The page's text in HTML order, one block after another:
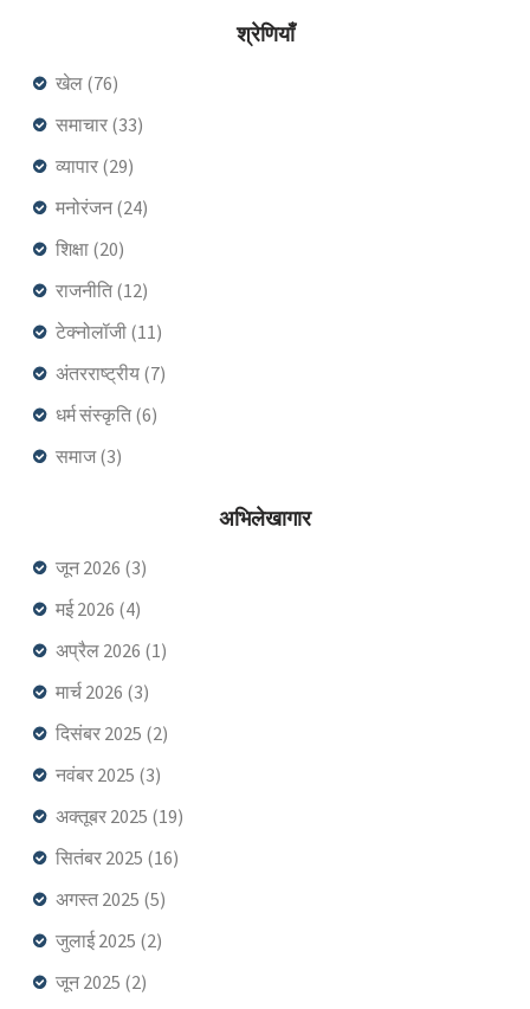
श्रेणियाँ
खेल (76)
समाचार (33)
व्यापार (29)
मनोरंजन(24)
शिक्षा (20)
राजनीति (12)
टेक्नोलॉजी (11)
अंतरराष्ट्रीय (7)
धर्म संस्कृति (6)
समाज(3)
अभिलेखागार
जून 2026 (3)
मई 2026 (4)
अप्रैल 2026 (1)
मार्च 2026 (3)
दिसंबर 2025 (2)
नवंबर 2025 (3)
अक्तूबर 2025 (19)
सितंबर 2025 (16)
अगस्त 2025 (5)
जुलाई 2025 (2)
जून 2025 (2)